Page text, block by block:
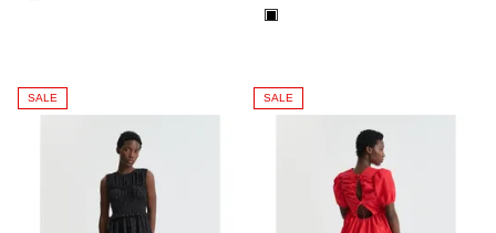
SALE SALE